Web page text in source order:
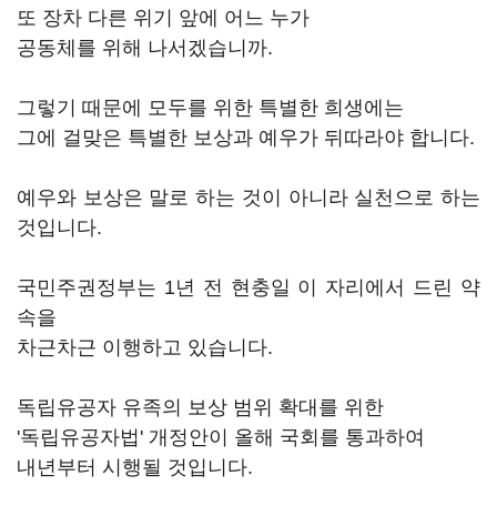
또 장차 다른 위기 앞에 어느 누가
공동체를 위해 나서겠습니까.
그렇기 때문에 모두를 위한 특별한 희생에는
그에 걸맞은 특별한 보상과 예우가 뒤따라야 합니다.
예우와 보상은 말로 하는 것이 아니라 실천으로 하는
것입니다.
국민주권정부는 1년 전 현충일 이 자리에서 드린 약
속을
차근차근 이행하고 있습니다.
독립유공자 유족의 보상 범위 확대를 위한
'독립유공자법' 개정안이 올해 국회를 통과하여
내년부터 시행될 것입니다.